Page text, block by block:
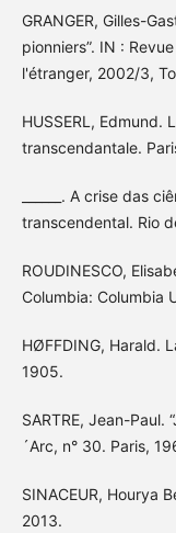
GRANGER, Gilles-
pionniers”. IN :
l'étranger, 2002/3,
HUSSERL, Edmund.
transcendantale.
______. A crise das
transcendental. Rio
ROUDINESCO,
Columbia: Columbia
HØFFDING, Harald.
1905.
SARTRE, Jean-Paul.
´Arc, n° 30. Paris,
SINACEUR, Hourya
2013.